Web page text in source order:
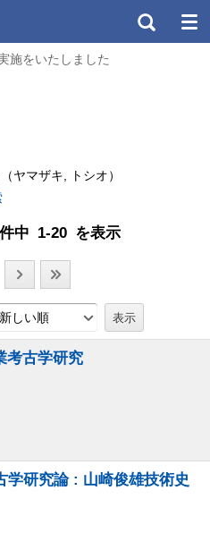
施をいたしました
ヤマザキ, トシオ）
中 1-20 を表示
しい順
考古学研究
学研究論 : 山崎俊雄技術史